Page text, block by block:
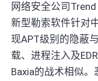
网络安全公司
新型勒索软件针对
现APT级别的隐蔽
载、进程注入及
Baxia的战术相似